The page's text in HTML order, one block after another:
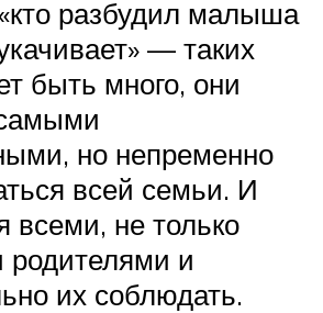
разбудил малыша
— таких
быть много, они
но непременно
всей семьи. И
всеми, не только
родителями и
их соблюдать.